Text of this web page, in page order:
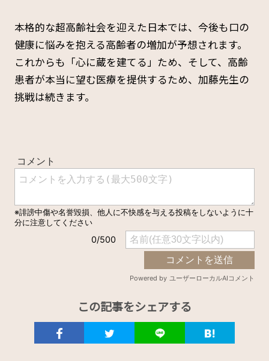
本格的な超高齢社会を迎えた日本では、今後も口の
健康に悩みを抱える高齢者の増加が予想されます。
これからも「心に蔵を建てる」ため、そして、高齢
患者が本当に望む医療を提供するため、加藤先生の
挑戦は続きます。
この記事をシェアする